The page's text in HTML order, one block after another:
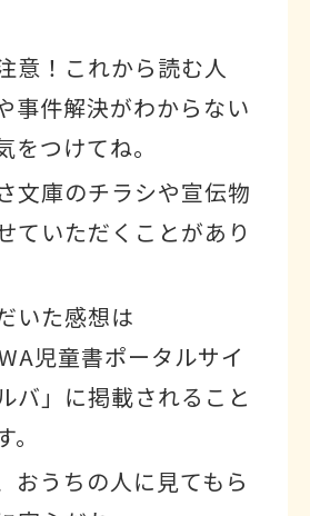
意！これから読む人
事件解決がわからない
をつけてね。
文庫のチラシや宣伝物
ていただくことがあり
いた感想は
児童書ポータルサイ
バ」に掲載されること
おうちの人に見てもら